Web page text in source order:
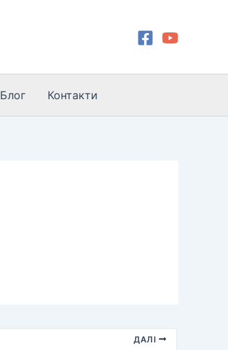
Блог Контакти
ДАЛІ